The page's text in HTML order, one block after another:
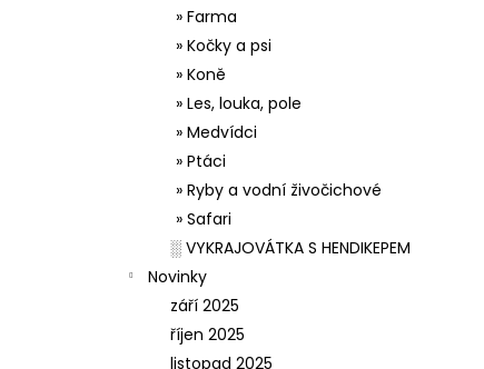
» Farma
» Kočky a psi
» Koně
» Les, louka, pole
» Medvídci
» Ptáci
» Ryby a vodní živočichové
» Safari
░ VYKRAJOVÁTKA S HENDIKEPEM
Novinky
září 2025
říjen 2025
listopad 2025